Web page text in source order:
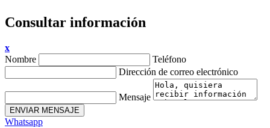
Consultar información
x
Nombre
Teléfono
Dirección de correo electrónico
Mensaje
ENVIAR MENSAJE
Whatsapp